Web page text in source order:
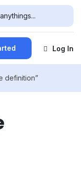
Log In
definition”